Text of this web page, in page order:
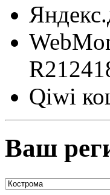
Qiwi
Ваш